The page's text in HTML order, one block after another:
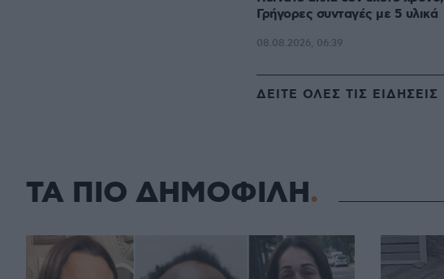
Γρήγορες συνταγές με 5 υλικά
08.08.2026, 06:39
ΔΕΙΤΕ ΟΛΕΣ ΤΙΣ ΕΙΔΗΣΕΙΣ
ΤΑ ΠΙΟ ΔΗΜΟΦΙΛΗ